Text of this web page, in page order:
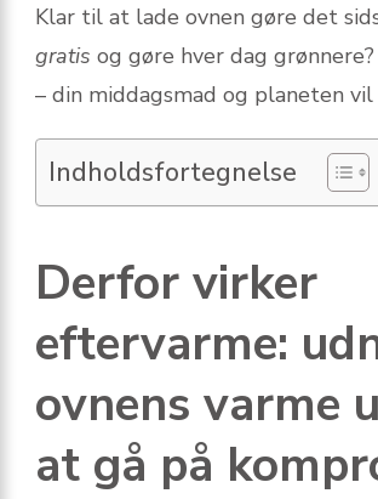
Klar til at lade ovnen gøre det
gratis og gøre hver dag
– din middagsmad og planeten
Indholdsfortegnelse
Derfor virker
eftervarme:
ovnens varme
at gå på